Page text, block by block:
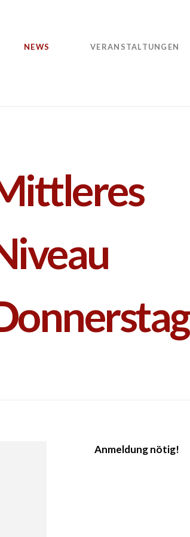
NEWS VERANSTALTUNGEN
Anmeldung nötig!